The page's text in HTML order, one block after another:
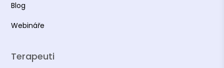
Blog
Webináře
Terapeuti